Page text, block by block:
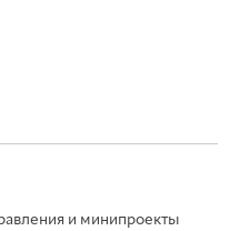
и минипроекты